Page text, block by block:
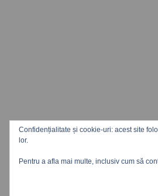
Confidențialitate și cookie-uri: acest site
lor.
Pentru a afla mai multe, inclusiv cum să